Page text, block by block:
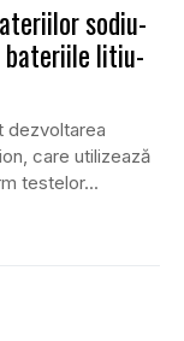
sodiu-
bateriile litiu-
dezvoltarea
care utilizează
testelor...